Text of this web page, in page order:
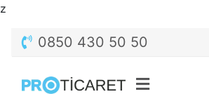
z
0850 430 50 50